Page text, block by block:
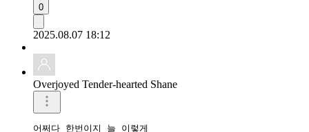
0
2025.08.07 18:12
Overjoyed Tender-hearted Shane
어쩌다 한번이지 늘 이렇게